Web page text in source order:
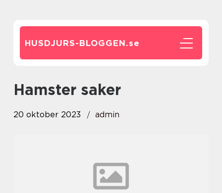
HUSDJURS-BLOGGEN.se
hamster saker
20 oktober 2023 admin